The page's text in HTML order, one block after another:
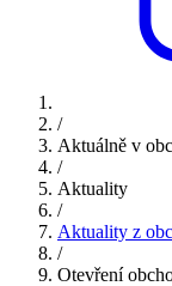
/
Aktuálně v
/
Aktuality
/
Aktuality z
/
Otevření